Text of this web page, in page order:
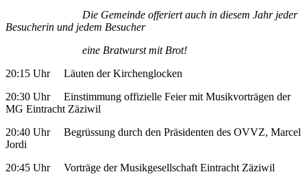
Die Gemeinde offeriert auch in diesem Jahr jeder
Besucherin und jedem Besucher
eine Bratwurst mit Brot!
20:15 Uhr Läuten der Kirchenglocken
20:30 Uhr Einstimmung offizielle Feier mit Musikvorträgen der
MG Eintracht Zäziwil
20:40 Uhr Begrüssung durch den Präsidenten des OVVZ, Marcel
Jordi
20:45 Uhr Vorträge der Musikgesellschaft Eintracht Zäziwil